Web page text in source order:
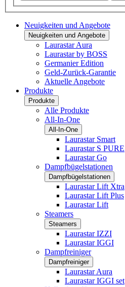
Neuigkeiten und Angebote
Neuigkeiten und Angebote
Laurastar Aura
Laurastar by BOSS
Germanier Edition
Geld-Zurück-Garantie
Aktuelle Angebote
Produkte
Produkte
Alle Produkte
All-In-One
All-In-One
Laurastar Smart
Laurastar S PURE
Laurastar Go
Dampfbügelstationen
Dampfbügelstationen
Laurastar Lift Xtra
Laurastar Lift Plus
Laurastar Lift
Steamers
Steamers
Laurastar IZZI
Laurastar IGGI
Dampfreiniger
Dampfreiniger
Laurastar Aura
Laurastar IGGI set